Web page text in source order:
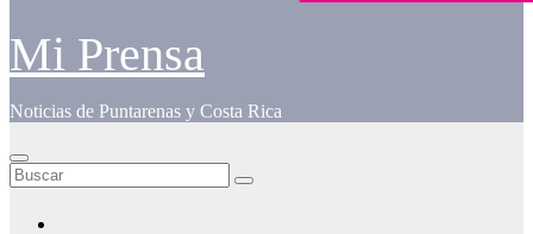
Mi Prensa
Noticias de Puntarenas y Costa Rica